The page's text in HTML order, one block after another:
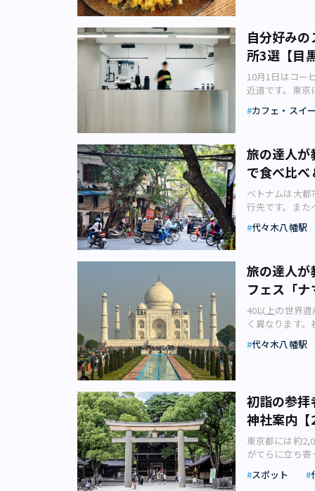
バーでは、ア
り、店内で桜
できない時間を
現（画像：合
た通りに位置す
複合施設には、
ック）」も出店
03-3460-8515
田5-10-7
休日：水曜 ア
北沢駅」より
／下北沢駅直
ァンディングに
MotionGallery
引価格で映画
できるなど、
ックしてみて
MotionGallery
tefu lounge 2F
金：大人1,800
の頭線「下北
／下2段：自由
久株式会社リ
12:00（当日予
間前まで要予
ザイン（
BAR（レスト
フェ＆バーの「
ウンジ「CÉ LA
す。ドレスコー
ンバーガーな
ク3本付き）
には、スケート
個性的でおしゃ
トリンクで夜景
リース）●バレ
チョコレートを
ています。元々
BOUTIQUE（
業時間：12:00
12時から配布
木上原駅」よ
Baking 代々木
6407-8292 営
トロ千代田線・
理セットを注文
門線・銀座線
ッキ」直結） ※
公式グルメサ
像：SAKANA
し、2019年に
では、4日間の
級を誇ります。
実行委員会リ
を使用した海鮮
し、来場者の
き魚、煮魚に漬
プしたグルメイ
える絶好の機
てはいかがでし
イベントで寒
グルメに出会え
／土日11:00～
20:00） アクセ
JR・横浜市営
大通り駅」よ
ど詳細は公式
6 SIDEPLACE
中無休 アクセ
（東京都渋谷
～24日】10:00
トロ千代田線「
〈原宿〉駅」
式サイトをご
バル ホッピン
ホッピングメ
ル ホッピング
ス バル ホッピ
（東京都千代田
京駅」丸の内
宿】ヒルトン東
ランチとディ
グリル」では、
リタングリル
務めるマテウ
ラボレーショ
ーや、料理と合
MASIA」は、
れた自然あふ
となり、美食
提供される期
おいしさを最
た前菜、ヴィジ
22:00 【ランチ
宿区西新宿6-6-
円）、ディナ
徒歩約10分 東
駅」A7出口よ
Shift」／スペイ
日） 国内外で
の直行便、成
み、北スラウ
多いため、やや
があるデンパ
インドネシアを
国時、パスポ
イベント開催
FESTIVAL
「INDONESIA
像：KYODAIグ
アの外交関係
印以降、さら
踊、格闘技演武
は、インドネ
験ワークショッ
クペイント（
きる国内最大
■INDONESIA
（日）10:00～
南2-3 入場料：
真左：老舗の名
は10月15日（
HOP NIGHT
月25日（水）
ン、和食、ア
アレコレと品
機会に体験し
デン街 秋祭り
ももらえます
真左：関西人
が参加する「
る／写真右：
株式会社H14
ボルドーワイ
住友ビル・三
す。 夜風が心
いイベントで
ス） ワインの
ゼ、シャンパン
マリアージュを
合わせ」や、キ
い「サーモンマ
げてくれるメニューがそろいます。 会
も。音楽とワイ
いかがでしょう
右：「ライスコ
の名店「おけ
の鶏もつ煮な
商品もラインア
ができます。
ホールディング
定で販売される
「SIUNAUS
ふわふわもちも
やパンプキンパ
べられます。
「KAKUDAI
ハロウィン
販機」に買いに
新たにオープ
す。 9月26日に
像：日本出版
が分かる無人
りなじみのな
する鍵はLINE
クネームのみで
株式会社リリ
無人販売で売
ょうか。
業時間：駅の
■ほんたす ため
の一つとして
足を運べないよ
紹介します。
ース）【下北
日～22日 前身
ニューを提供！
株式会社リリ
音楽で知られる
のテーマは「
ることを目指
ーカレーライ
適したミニカ
沢駅東口に登場
イラル株式会
集めれば集め
『ぼっち・ざ
フェスティバ
川】和牛が無
生活の向上や食
年度市場まつり
で開催される
2023」PDFよ
日（日）に開
が市場価格で
玉は宮崎牛のし
自分好み
所3選【目
10月1日はコー
近道です。東
りますが、今
ご紹介します
ヒー豆を探すこ
な場所がたくさ
ヒーを究める
のコーヒー豆を
下北沢に世界各
ブ（R） ロース
目にオープンし
のコミュニケ
作られた4階
体験できます
（金）より、
RESERVE（ス
「とろり」と
ム アイス エス
スコーヒージ
「TEAVANAバ
スティッチー
ズの焼き菓子8
カフェ・スイ
旅の達人が
で食べ比べ
ベトナムは大
行先です。また
催される「ベ
フォトグラフ
ン、世界遺産の
安いため、特
ります。国内
ン間は、直行
行き交う（画
能。壮大な景
す。 ベトナム
都市ダナンは、
とで、知名度が
の歴史的建造
争の名残もあ
呼ばれた都市で
代々木八幡駅
旅の達人
フェス「ナ
40以上の世界
く異なります
に、都内で4
ト・フォトグ
州の言語が20
インドは、地域
ら、まずは北
ライアングル
は、インドツア
代々木八幡駅
初詣の参
神社案内【
東京都には約
がてらに立ち
家の石津祐介
の方からお話を
スポット